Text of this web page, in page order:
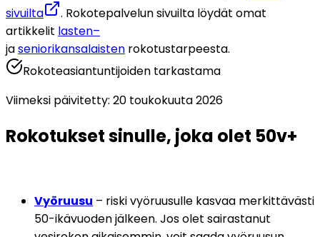
sivuilta
. Rokotepalvelun sivuilta löydät omat
artikkelit lasten–
ja seniorikansalaisten rokotustarpeesta.
Rokoteasiantuntijoiden tarkastama
Viimeksi päivitetty: 20 toukokuuta 2026
Rokotukset sinulle, joka olet 50v+
Vyöruusu – riski vyöruusulle kasvaa merkittävästi
50-ikävuoden jälkeen. Jos olet sairastanut